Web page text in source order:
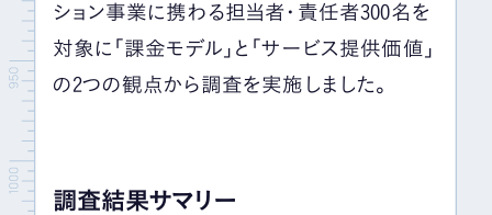
ション事業に携わる担当者・責任者300名を
対象に「課金モデル」と「サービス提供価値」
の2つの観点から調査を実施しました。
調査結果サマリー